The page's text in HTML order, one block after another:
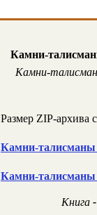
Камни-
Камни-
Размер ZIP-архива
Камни-талисманы
Камни-талисманы
Книга